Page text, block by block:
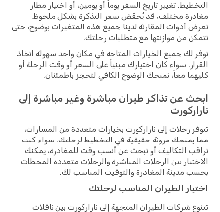
التخطيط. تغيير تاريخ السفر يوماً أو يومين، أو اختيار مطار
مغادرة مختلف، قد يُخفّض سعر التذكرة بشكل ملحوظ.
تعرض أدوات المقارنة لدينا جميع هذه المتغيرات بوضوح، حتى
تتمكن من موازنتها مع متطلبات رحلتك.
توفر لك جميع الخيارات المتاحة في مكان واحد سهولة اتخاذ
القرار. سواء كان اختيارك مبنياً على السعر أو وقت الرحلة أو
كليهما معاً، نمنحك الوضوح الكافي لتحجز باطمئنان.
ابحث عن تذاكر طيران مباشرة وغير مباشرة إلى
ناراركورت
تتوفر رحلات إلى ناراركورت بخيارات متعددة من المسارات،
مما يمنحك مرونة حقيقية في التخطيط لرحلتك. سواء كنت
تراقب التكاليف أو تبحث عن أنسب وقت للمغادرة، يمكنك
الاختيار بين الرحلات المباشرة والرحلات متعددة المحطات
بحسب مدينة المغادرة والتوقيت المناسب لك.
اختيار الطيران المناسب لرحلتك
تتنوع شركات الطيران المتجهة إلى ناراركورت بين ناقلات